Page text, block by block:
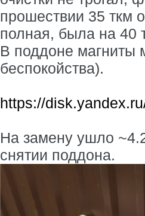
прошествии 35 ткм
полная, была на 40
В поддоне магниты
беспокойства).
https://
На замену ушло
снятии поддона.